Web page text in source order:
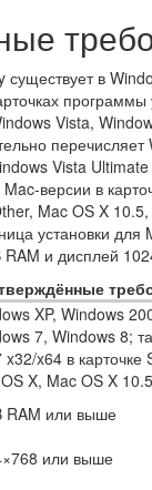
существует в
программы
Vista,
перечисляет
Vista
версии в
Mac OS X
установки для
RAM и дисплей
XP, Windows
7, Windows 8;
x32/x64 в карточке
X, Mac OS X
RAM или выше
или выше